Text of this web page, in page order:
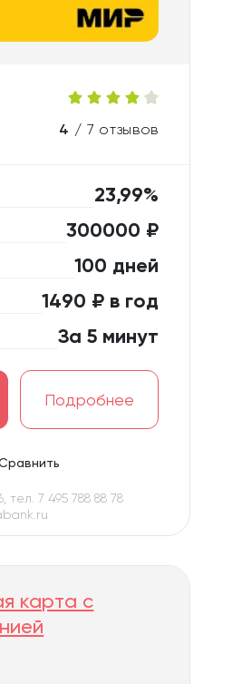
4 / 7 отзывов
23,99%
300000 ₽
100 дней
1490 ₽ в год
За 5 минут
Подробнее
тел. 7 495 788 88 78
карта с